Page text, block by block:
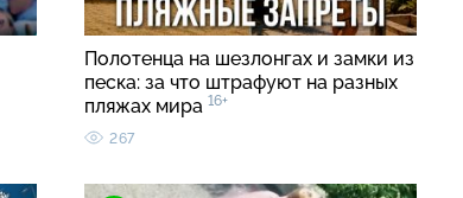
Полотенца на шезлонгах и замки из
песка: за что штрафуют на разных
пляжах мира 16+
267